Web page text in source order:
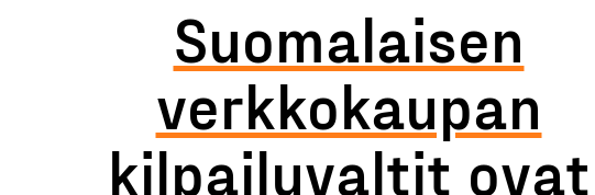
Suomalaisen
verkkokaupan
kilpailuvaltit ovat